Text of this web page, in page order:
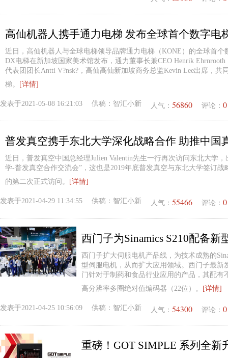
高仙机器人携手通力电梯 发布全球首个数字电
近日，高仙机器人与全球电梯领导品牌通力电梯（KONE）的全球首个
DX电梯在新加坡国家美术馆发布，通力董事长兼CEO Henrik
代表团团长Antti V?nsk?，高仙高仙新加坡商务总监Kevin Lee出席，共
梯。
[详情]
发表于2021-05-08 16:21:03 供稿： 智汇小新 人气： 56860 评论： 0
近日，普发真空中国总经理Julien Valentin先生一行再次访问东北大学，
学-普发真空合作交流会”，这也是2019年底普发真空与东北大学签订战
的第二次正式访问。
[详情]
发表于2021-04-29 11:34:55 供稿： 智汇小新 人气： 55466 评论： 0
西门子扩大伺服电机产品线，为技术成熟的
型伺服电机，从而扩大应用领域。西门子最新
门针对于制药和食品行业应用的产品，其配有
高分辨率多圈绝对值编码器（22位）。
[详情]
发表于2021-04-25 10:56:09 供稿： 智汇小新 人气： 54300 评论： 0
重磅！GOT SIMPLE 系列全新